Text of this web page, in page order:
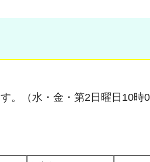
。（水・金・第2日曜日10時